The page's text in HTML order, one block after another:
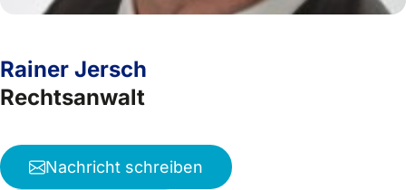
Rainer Jersch
Rechtsanwalt
Nachricht schreiben